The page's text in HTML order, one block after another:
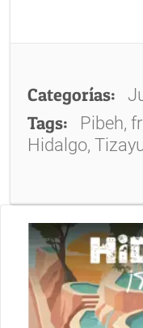
Categorías:
Tags:
Pibeh,
Hidalgo,